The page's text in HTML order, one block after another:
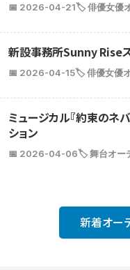
📅 2026-04-21🏷️ 俳優女優
新設事務所Sunny Rise
📅 2026-04-15🏷️ 俳優女優
ミュージカル『約束のネ
ション
📅 2026-04-06🏷️ 舞台オー
新着オー